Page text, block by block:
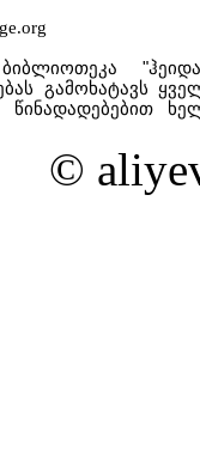
გამოხატავს
წინადადებებით
©